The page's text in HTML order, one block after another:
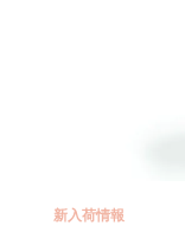
新入荷情報